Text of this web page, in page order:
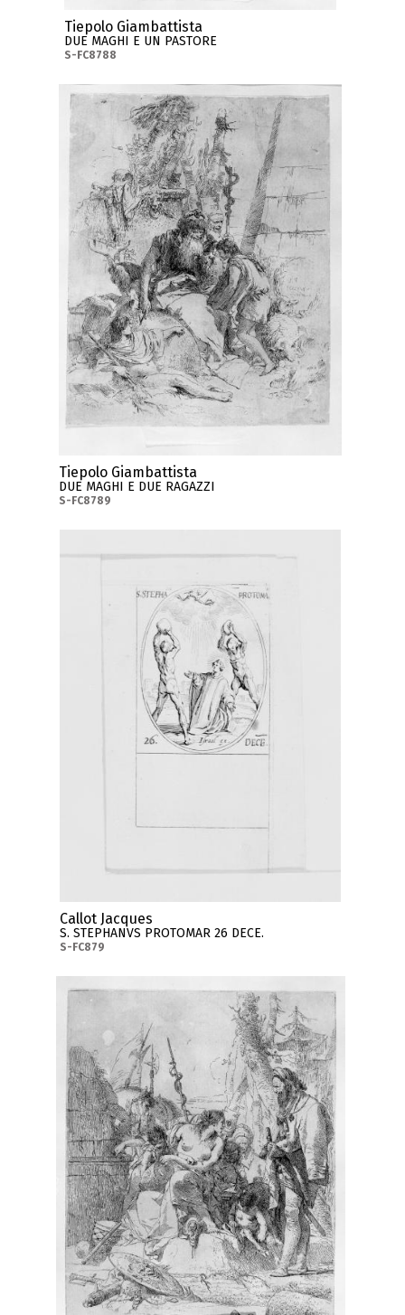
Tiepolo Giambattista
DUE MAGHI E UN PASTORE
S-FC8788
Tiepolo Giambattista
DUE MAGHI E DUE RAGAZZI
S-FC8789
Callot Jacques
S. STEPHANVS PROTOMAR 26 DECE.
S-FC879